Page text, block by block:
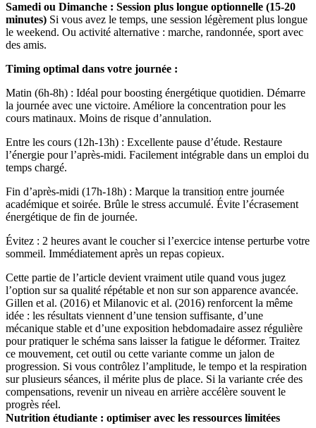
Samedi ou Dimanche : Session plus longue optionnelle (15-20
minutes) Si vous avez le temps, une session légèrement plus longue
le weekend. Ou activité alternative : marche, randonnée, sport avec
des amis.
Timing optimal dans votre journée :
Matin (6h-8h) : Idéal pour boosting énergétique quotidien. Démarre
la journée avec une victoire. Améliore la concentration pour les
cours matinaux. Moins de risque d’annulation.
Entre les cours (12h-13h) : Excellente pause d’étude. Restaure
l’énergie pour l’après-midi. Facilement intégrable dans un emploi du
temps chargé.
Fin d’après-midi (17h-18h) : Marque la transition entre journée
académique et soirée. Brûle le stress accumulé. Évite l’écrasement
énergétique de fin de journée.
Évitez : 2 heures avant le coucher si l’exercice intense perturbe votre
sommeil. Immédiatement après un repas copieux.
Cette partie de l’article devient vraiment utile quand vous jugez
l’option sur sa qualité répétable et non sur son apparence avancée.
Gillen et al. (2016) et Milanovic et al. (2016) renforcent la même
idée : les résultats viennent d’une tension suffisante, d’une
mécanique stable et d’une exposition hebdomadaire assez régulière
pour pratiquer le schéma sans laisser la fatigue le déformer. Traitez
ce mouvement, cet outil ou cette variante comme un jalon de
progression. Si vous contrôlez l’amplitude, le tempo et la respiration
sur plusieurs séances, il mérite plus de place. Si la variante crée des
compensations, revenir un niveau en arrière accélère souvent le
progrès réel.
Nutrition étudiante : optimiser avec les ressources limitées